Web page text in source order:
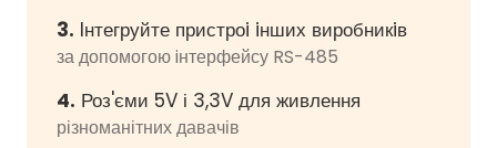
3. lнтегруйте пристроi iнших виробникiв
за допомогою iнтерфейсу RS-485
4. Роз'єми 5V і 3,3V для живлення
різноманітних давачів